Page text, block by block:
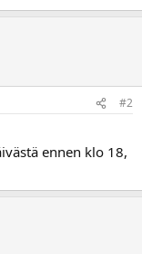
#2
ennen klo 18,